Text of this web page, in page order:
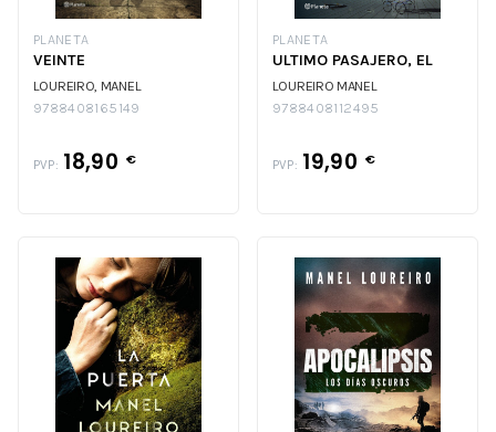
PLANETA
VEINTE
LOUREIRO, MANEL
9788408165149
PVP: 18,90 €
PLANETA
ULTIMO PASAJERO, EL
LOUREIRO MANEL
9788408112495
PVP: 19,90 €